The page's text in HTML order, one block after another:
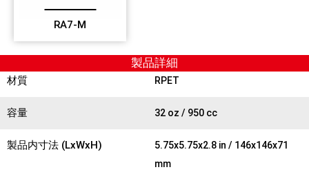
RA7-M
製品詳細
材質 RPET
容量 32 oz / 950 cc
製品内寸法 (LxWxH)
5.75x5.75x2.8 in / 146x146x71
mm